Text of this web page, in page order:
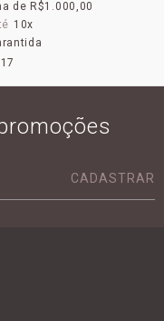
de R$1.000,00
10x
CADASTRAR